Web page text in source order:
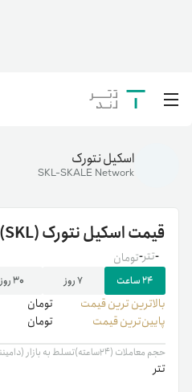
خانه رمزارزها/
اسکیل نتورک
SKL-SKALE Network
قیمتاسکیل نتورک
-تومان -تتر
۲۴ ساعت ۷ روز ۳۰ روز
بالاترین ‌ترین قیمت تومان
پایین‌ترین قیمت
تومان
حجم معاملات (۲۴ساعته)
تتر
تسلط به بازار